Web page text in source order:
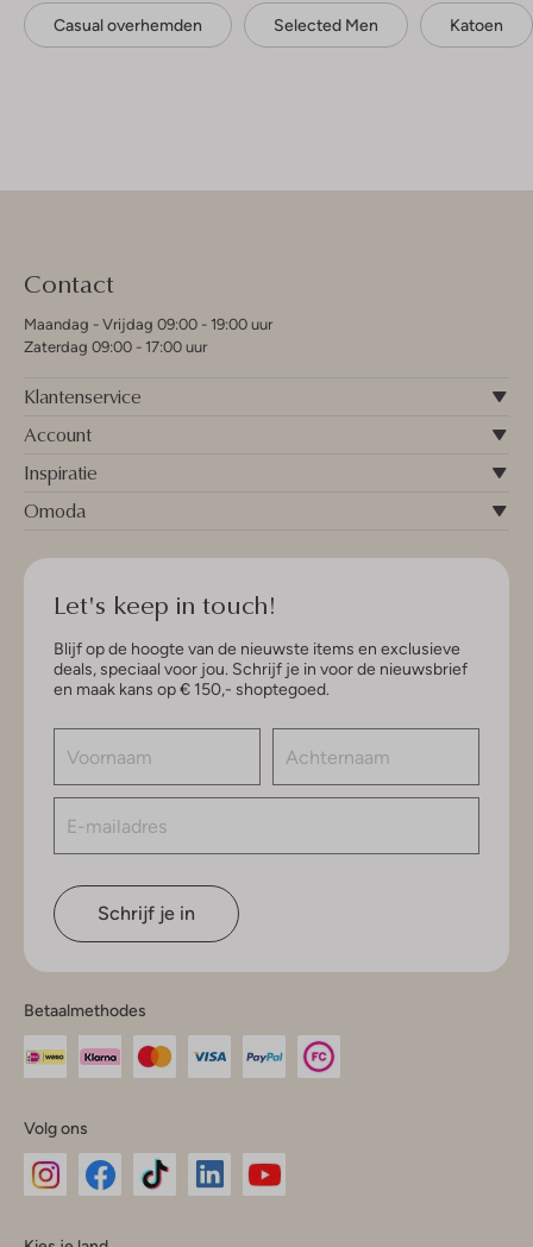
Casual overhemden Selected Men Katoen
Contact
Maandag - Vrijdag 09:00 - 19:00 uur
Zaterdag 09:00 - 17:00 uur
Klantenservice
Account
Inspiratie
Omoda
Let's keep in touch!
Blijf op de hoogte van de nieuwste items en exclusieve
deals, speciaal voor jou. Schrijf je in voor de nieuwsbrief
en maak kans op € 150,- shoptegoed.
Schrijf je in
Betaalmethodes
Volg ons